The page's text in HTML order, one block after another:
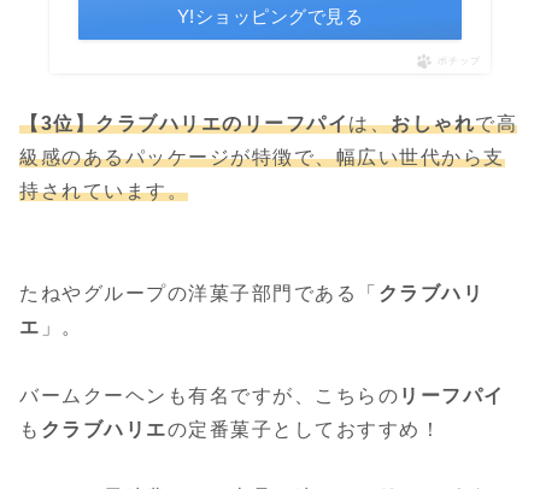
Y!ショッピングで見る
ポチップ
【3位】クラブハリエのリーフパイは、おしゃれで高
級感のあるパッケージが特徴で、幅広い世代から支
持されています。
たねやグループの洋菓子部門である「 クラブハリ
エ 」。
バームクーヘンも有名ですが、こちらの リーフパイ
も クラブハリエの定番菓子としておすすめ！